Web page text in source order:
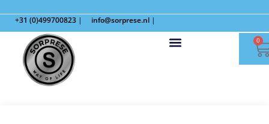
+31 (0)499700823 | info@sorprese.nl |
0